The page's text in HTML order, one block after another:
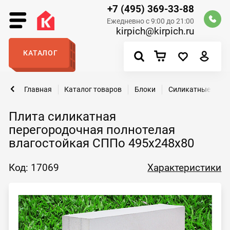
+7 (495) 369-33-88
Ежедневно с 9:00 до 21:00
kirpich@kirpich.ru
КАТАЛОГ
Плита силикатная
перегородочная полнотелая
влагостойкая СППо 495х248х80
Главная Каталог товаров Блоки Силикатные
Код: 17069 Характеристики